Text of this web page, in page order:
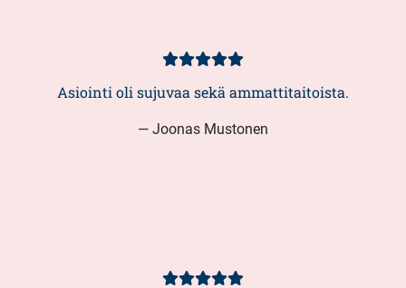
Kundbetyg
Asiointi oli sujuvaa sekä ammattitaitoista.
— Joonas Mustonen
Kundbetyg